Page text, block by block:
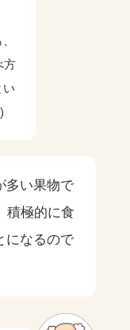
方
い
多い果物で
積極的に食
になるので